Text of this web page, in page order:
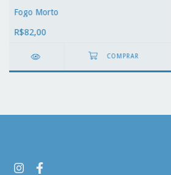
Fogo Morto
R$82,00